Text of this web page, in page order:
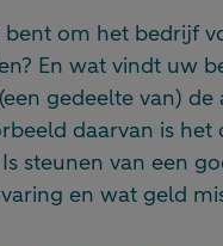
om het bedrijf
En wat vindt uw
gedeelte van)
daarvan is
steunen van een
en wat geld